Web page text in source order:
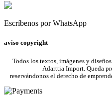
Escríbenos por WhatsApp
aviso copyright
Todos los textos, imágenes y
Adarttia Import. Queda
reservándonos el derecho de